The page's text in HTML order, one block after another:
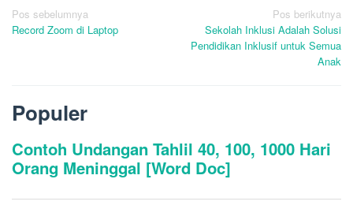
Navigasi
pos
Pos sebelumnya
Record Zoom di Laptop
Pos berikutnya
Sekolah Inklusi Adalah Solusi
Pendidikan Inklusif untuk Semua
Anak
Populer